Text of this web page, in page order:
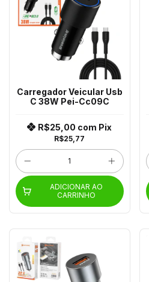
Carregador Veicular Usb
C 38W Pei-Cc09C
R$25,77
R$25,00 com Pix
ADICIONAR AO
CARRINHO